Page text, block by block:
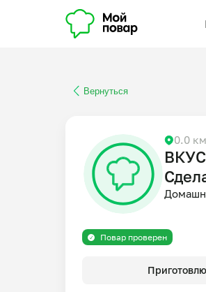
Вернуться
0.0
Повар проверен